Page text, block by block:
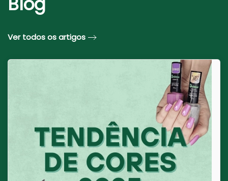
Ver todos os artigos